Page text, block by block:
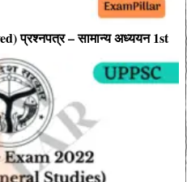
प्रश्नपत्र – सामान्य अध्ययन 1st